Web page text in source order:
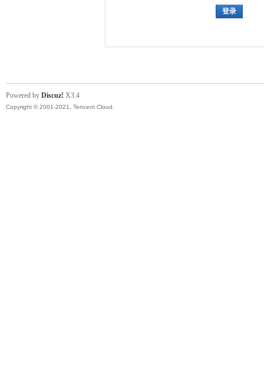
登录
Powered by Discuz! X3.4
Copyright © 2001-2021, Tencent Cloud.